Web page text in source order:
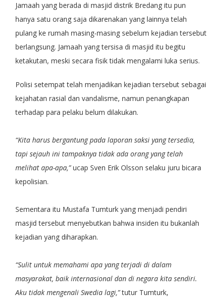
Jamaah yang berada di masjid distrik Bredang itu pun
hanya satu orang saja dikarenakan yang lainnya telah
pulang ke rumah masing-masing sebelum kejadian tersebut
berlangsung. Jamaah yang tersisa di masjid itu begitu
ketakutan, meski secara fisik tidak mengalami luka serius.
Polisi setempat telah menjadikan kejadian tersebut sebagai
kejahatan rasial dan vandalisme, namun penangkapan
terhadap para pelaku belum dilakukan.
“Kita harus bergantung pada laporan saksi yang tersedia,
tapi sejauh ini tampaknya tidak ada orang yang telah
melihat apa-apa,”ucap Sven Erik Olsson selaku juru bicara
kepolisian.
Sementara itu Mustafa Tumturk yang menjadi pendiri
masjid tersebut menyebutkan bahwa insiden itu bukanlah
kejadian yang diharapkan.
“Sulit untuk memahami apa yang terjadi di dalam
masyarakat, baik internasional dan di negara kita sendiri.
Aku tidak mengenali Swedia lagi,”tutur Tumturk,